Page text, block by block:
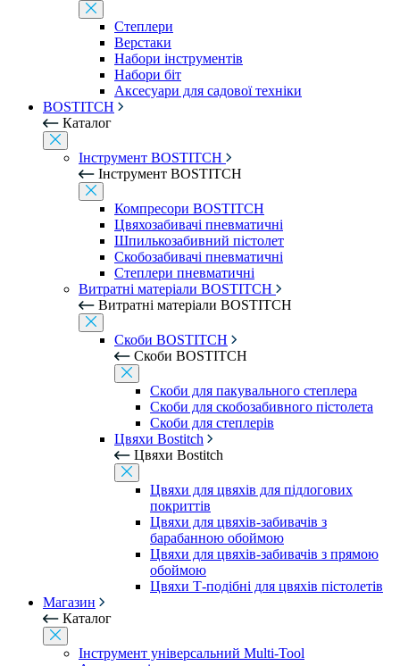
Степлери
Верстаки
Набори інструментів
Набори біт
Аксесуари для садової техніки
BOSTITCH
Каталог
Інструмент BOSTITCH
Інструмент BOSTITCH
Компресори BOSTITCH
Цвяхозабивачі пневматичні
Шпилькозабивний пістолет
Скобозабивачі пневматичні
Степлери пневматичні
Витратні матеріали BOSTITCH
Витратні матеріали BOSTITCH
Скоби BOSTITCH
Скоби BOSTITCH
Скоби для пакувального степлера
Скоби для скобозабивного пістолета
Скоби для степлерів
Цвяхи Bostitch
Цвяхи Bostitch
Цвяхи для цвяхів для підлогових
покриттів
Цвяхи для цвяхів-забивачів з
барабанною обоймою
Цвяхи для цвяхів-забивачів з прямою
обоймою
Цвяхи Т-подібні для цвяхів пістолетів
Магазин
Каталог
Інструмент універсальний Multi-Tool